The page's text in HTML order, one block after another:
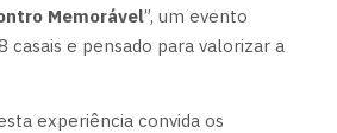
Memorável”, um evento
casais e pensado para valorizar a
experiência convida os